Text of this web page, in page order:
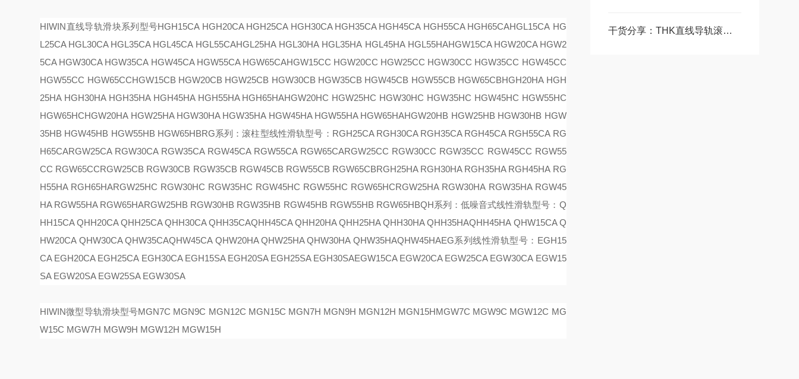
干货分享：THK直线导轨滚珠丝杠使用中的那些常见故障与解决技巧
HIWIN直线导轨滑块系列型号HGH15CA HGH20CA HGH25CA HGH30CA HGH35CA HGH45CA HGH55CA HGH65CAHGL15CA HG
L25CA HGL30CA HGL35CA HGL45CA HGL55CAHGL25HA HGL30HA HGL35HA HGL45HA HGL55HAHGW15CA HGW20CA HGW2
5CA HGW30CA HGW35CA HGW45CA HGW55CA HGW65CAHGW15CC HGW20CC HGW25CC HGW30CC HGW35CC HGW45CC
HGW55CC HGW65CCHGW15CB HGW20CB HGW25CB HGW30CB HGW35CB HGW45CB HGW55CB HGW65CBHGH20HA HGH
25HA HGH30HA HGH35HA HGH45HA HGH55HA HGH65HAHGW20HC HGW25HC HGW30HC HGW35HC HGW45HC HGW55HC
HGW65HCHGW20HA HGW25HA HGW30HA HGW35HA HGW45HA HGW55HA HGW65HAHGW20HB HGW25HB HGW30HB HGW
35HB HGW45HB HGW55HB HGW65HBRG系列：滚柱型线性滑轨型号： RGH25CA RGH30CA RGH35CA RGH45CA RGH55CA RG
H65CARGW25CA RGW30CA RGW35CA RGW45CA RGW55CA RGW65CARGW25CC RGW30CC RGW35CC RGW45CC RGW55
CC RGW65CCRGW25CB RGW30CB RGW35CB RGW45CB RGW55CB RGW65CBRGH25HA RGH30HA RGH35HA RGH45HA RG
H55HA RGH65HARGW25HC RGW30HC RGW35HC RGW45HC RGW55HC RGW65HCRGW25HA RGW30HA RGW35HA RGW45
HA RGW55HA RGW65HARGW25HB RGW30HB RGW35HB RGW45HB RGW55HB RGW65HBQH系列：低噪音式线性滑轨型号： Q
HH15CA QHH20CA QHH25CA QHH30CA QHH35CAQHH45CA QHH20HA QHH25HA QHH30HA QHH35HAQHH45HA QHW15CA Q
HW20CA QHW30CA QHW35CAQHW45CA QHW20HA QHW25HA QHW30HA QHW35HAQHW45HAEG系列线性滑轨型号： EGH15
CA EGH20CA EGH25CA EGH30CA EGH15SA EGH20SA EGH25SA EGH30SAEGW15CA EGW20CA EGW25CA EGW30CA EGW15
SA EGW20SA EGW25SA EGW30SA
HIWIN微型导轨滑块型号MGN7C MGN9C MGN12C MGN15C MGN7H MGN9H MGN12H MGN15HMGW7C MGW9C MGW12C MG
W15C MGW7H MGW9H MGW12H MGW15H